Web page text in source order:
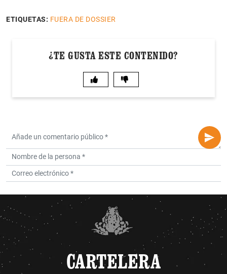
ETIQUETAS: FUERA DE DOSSIER
¿TE GUSTA ESTE CONTENIDO?
CARTELERA